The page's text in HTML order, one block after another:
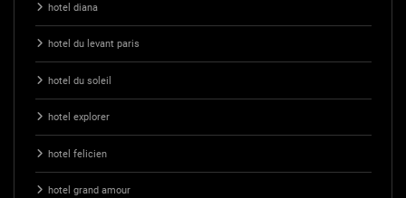
hotel diana
hotel du levant paris
hotel du soleil
hotel explorer
hotel felicien
hotel grand amour